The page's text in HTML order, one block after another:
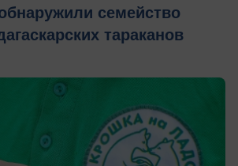
семейство
тараканов